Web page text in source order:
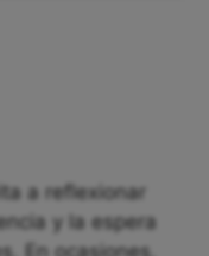
a reflexionar
y la espera